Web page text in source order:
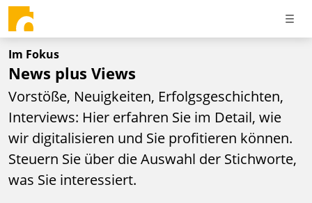
Im Fokus
News plus Views
Vorstöße, Neuigkeiten, Erfolgsgeschichten,
Interviews: Hier erfahren Sie im Detail, wie
wir digitalisieren und Sie profitieren können.
Steuern Sie über die Auswahl der Stichworte,
was Sie interessiert.